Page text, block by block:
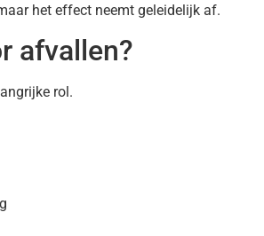
het effect neemt geleidelijk af.
afvallen?
rol.